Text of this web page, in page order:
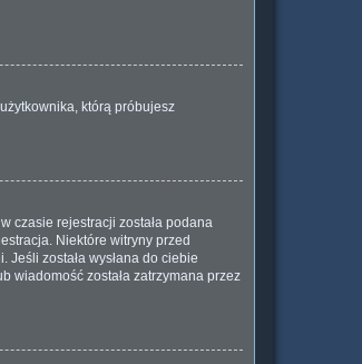
którą próbujesz
czasie rejestracji została podana
Niektóre witryny przed
została wysłana do ciebie
wiadomość została zatrzymana przez